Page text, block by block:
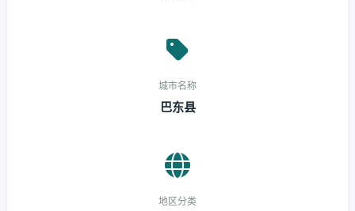
城市名称
巴东县
地区分类